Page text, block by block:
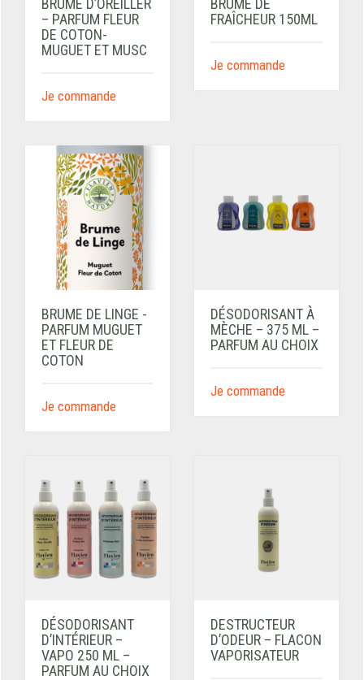
BRUME D’OREILLER
– PARFUM FLEUR
DE COTON-
MUGUET ET MUSC
Je commande
BRUME DE
FRAÎCHEUR 150ML
Je commande
BRUME DE LINGE -
PARFUM MUGUET
ET FLEUR DE
COTON
Je commande
DÉSODORISANT À
MÈCHE – 375 ML –
PARFUM AU CHOIX
Je commande
DÉSODORISANT
D’INTÉRIEUR –
VAPO 250 ML –
PARFUM AU CHOIX
DESTRUCTEUR
D’ODEUR – FLACON
VAPORISATEUR